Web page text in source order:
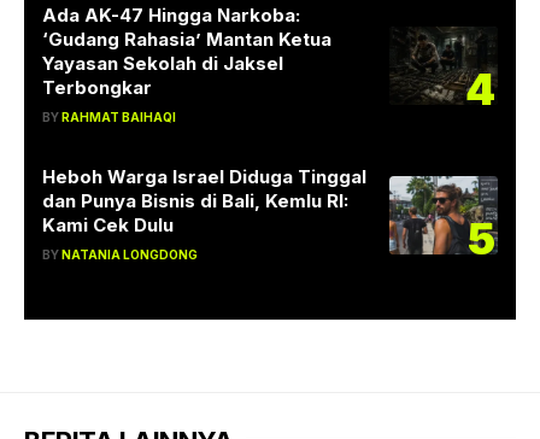
Ada AK-47 Hingga Narkoba:
‘Gudang Rahasia’ Mantan Ketua
Yayasan Sekolah di Jaksel
Terbongkar
BYRAHMAT BAIHAQI
4
Heboh Warga Israel Diduga Tinggal
dan Punya Bisnis di Bali, Kemlu RI:
Kami Cek Dulu
BYNATANIA LONGDONG 5